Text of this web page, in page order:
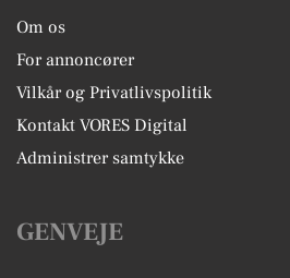
Om os
For annoncører
Vilkår og Privatlivspolitik
Kontakt VORES Digital
Administrer samtykke
GENVEJE